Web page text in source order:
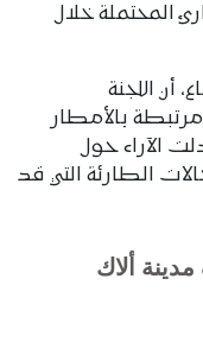
المحتملة خلال
أن اللجنة
بالأمطار
الآراء حول
الطارئة التي قد
ألاك